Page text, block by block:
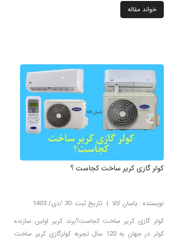
خواند مقاله
کولر گازی کریر ساخت کجاست ؟
نویسنده : یاسان کالا
تاریخ ثبت :30 /دی/ 1403
کولر گازی کریر ساخت کجاست؟برند کریر اولین سازنده
کولر در جهان به 120 سال تجربه کولرگازی کریر ساخت